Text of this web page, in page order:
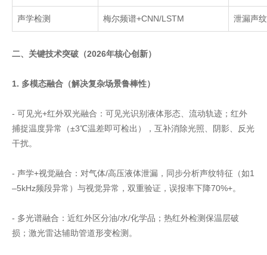
声学检测 梅尔频谱+CNN/LSTM 泄漏声
二、关键技术突破（2026年核心创新）
1. 多模态融合（解决复杂场景鲁棒性）
- 可见光+红外双光融合：可见光识别液体形态、流动轨迹；红外
捕捉温度异常（±3℃温差即可检出），互补消除光照、阴影、反光
干扰。
- 声学+视觉融合：对气体/高压液体泄漏，同步分析声纹特征（如1
–5kHz频段异常）与视觉异常，双重验证，误报率下降70%+。
- 多光谱融合：近红外区分油/水/化学品；热红外检测保温层破
损；激光雷达辅助管道形变检测。